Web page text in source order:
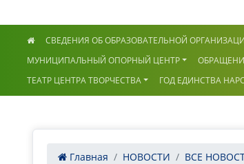
СВЕДЕНИЯ ОБ ОБРАЗОВАТЕЛЬНОЙ
МУНИЦИПАЛЬНЫЙ ОПОРНЫЙ ЦЕНТР
ТЕАТР ЦЕНТРА ТВОРЧЕСТВА
ГОД ЕДИНСТВА
Главная НОВОСТИ ВСЕ